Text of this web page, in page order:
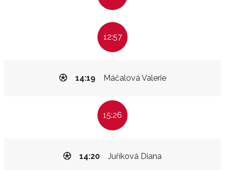
12:57
Máčalová Valerie
14:19
15:26
Juříková Diana
14:20